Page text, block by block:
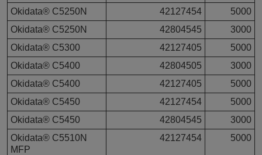
Okidata® C5250N
42127454
5000
Okidata® C5250N
42804545
3000
Okidata® C5300
42127405
5000
Okidata® C5400
42804505
3000
Okidata® C5400
42127405
5000
Okidata® C5450
42127454
5000
Okidata® C5450
42804545
3000
Okidata® C5510N
MFP
42127454 5000